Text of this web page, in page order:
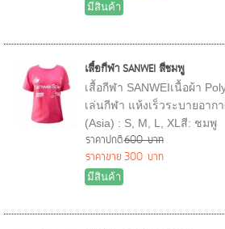
มีสินค้า
เสื้อกีฬา SANWEI สีชมพู
เสื้อกีฬา SANWEIเนื้อผ้า
เล่นกีฬา แห้งเร็วระบายอาก
(Asia) : S, M, L, XLสี: ชมพู
ราคาปกติ600 บาท
ราคาขาย 300 บาท
มีสินค้า